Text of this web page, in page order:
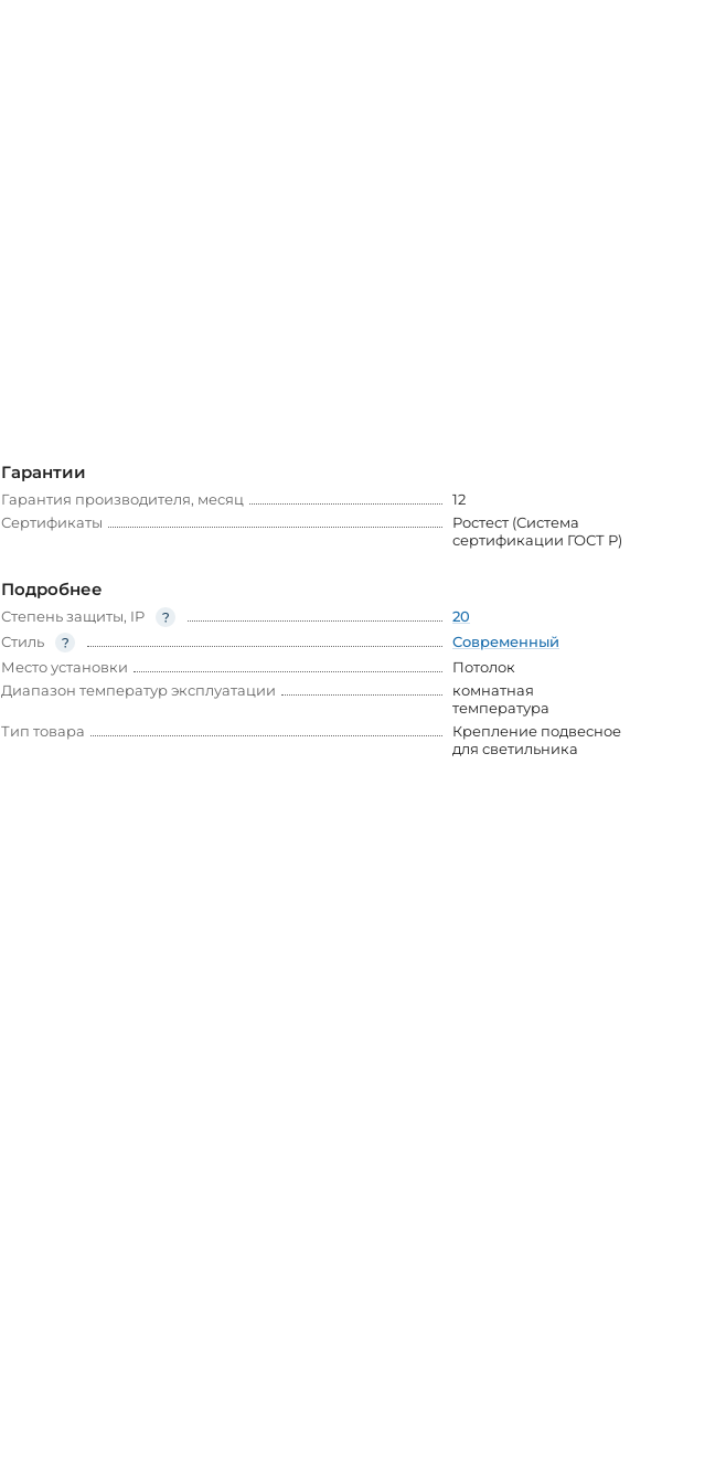
Гарантии
Гарантия производителя, месяц
12
Сертификаты
Ростест (Система
сертификации ГОСТ Р)
Подробнее
Степень защиты, IP
20
Стиль
Современный
Место установки
Потолок
Диапазон температур эксплуатации
комнатная
температура
Тип товара
Крепление подвесное
для светильника